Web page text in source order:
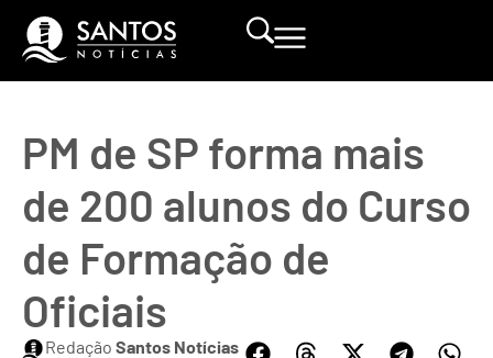
PM de SP forma mais
de 200 alunos do Curso
de Formação de
Oficiais
Redação Santos Notícias